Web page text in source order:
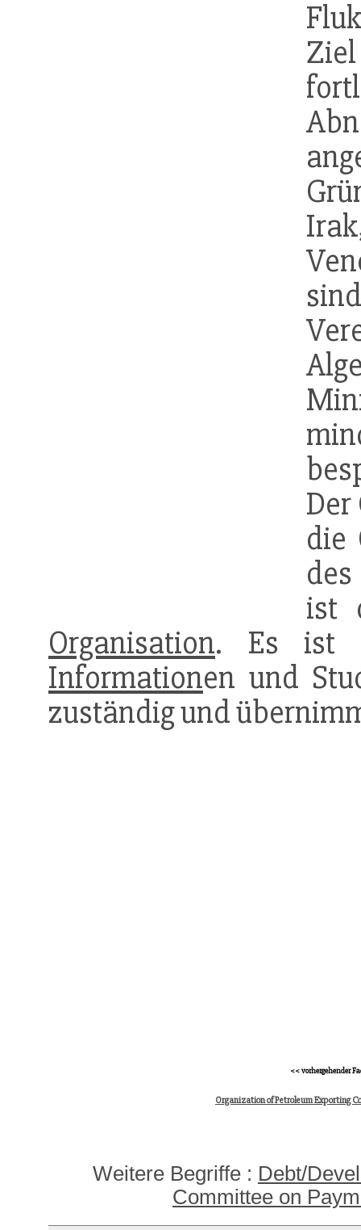
die
ist
Organisation. Es ist
Informationen und
zuständig und
<< vorhergehender
Organization of Petroleum Exporting
Weitere Begriffe : Debt/
Committee on